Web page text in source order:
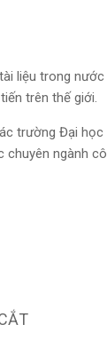
liệu trong
trên thế giới.
trường Đại học
ngành